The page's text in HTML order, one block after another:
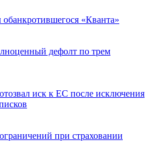
«Кванта»
дефолт по трем
иск к ЕС после исключения
при страховании